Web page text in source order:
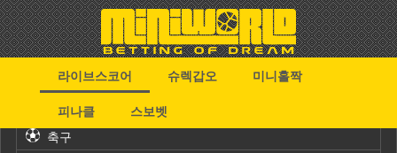
라이브스코어 슈렉갑오
미니홀짝
피나클
스보벳
축구